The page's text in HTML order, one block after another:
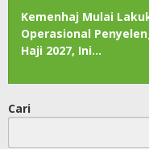
Kemenhaj Mulai
Operasional
Haji 2027, Ini…
Cari